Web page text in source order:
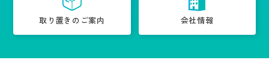
取り置きのご案内 会社情報